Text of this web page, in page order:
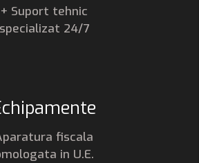
+ Suport tehnic
specializat 24/7
fiscala
in U.E.